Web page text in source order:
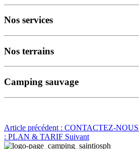
Nos services
Nos terrains
Camping sauvage
Article précédent : CONTACTEZ-NOUS
: PLAN & TARIF Suivant